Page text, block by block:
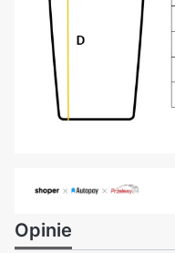
Opinie